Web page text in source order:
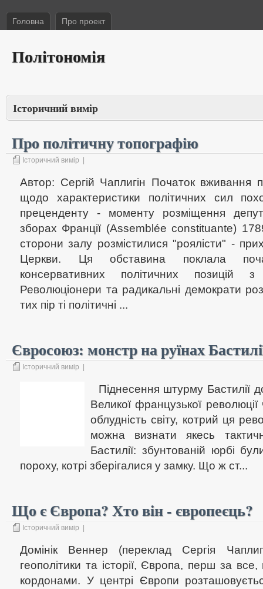
Головна Про проект
Політономія
Історичний вимір
Про політичну топографію
Історичний вимір
Автор: Сергій Чаплигін Початок вживання
щодо характеристики політичних сил
преценденту - моменту розміщення
зборах Франції (Assemblée constituante)
сторони залу розмістилися "роялісти" -
Церкви. Ця обставина поклала
консервативних політичних позицій
Революціонери та радикальні демократи
тих пір ті політичні ...
Євросоюз: монстр на руїнах
Історичний вимір
Піднесення штурму Бастилії
Великої французької
облудність світу, котрий ця
можна визнати якесь
Бастилії: збунтованій юрбі
пороху, котрі зберігалися у замку. Що ж ст...
Що є Європа? Хто він - європеєць?
Історичний вимір
Домінік Веннер (переклад Сергія
геополітики та історії, Європа, перш за
кордонами. У центрі Європи